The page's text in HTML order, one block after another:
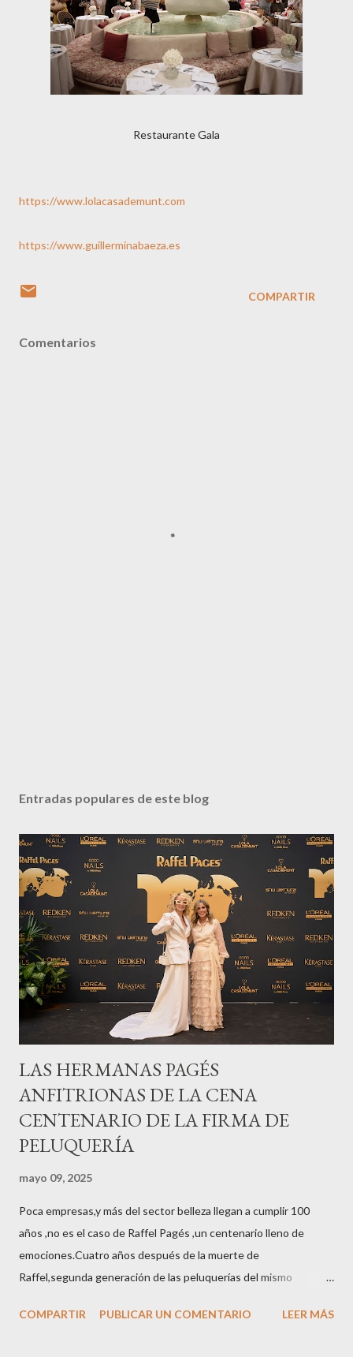
Restaurante Gala
https://www.lolacasademunt.com
https://www.guillerminabaeza.es
COMPARTIR
Comentarios
Entradas populares de este blog
LAS HERMANAS PAGÉS
ANFITRIONAS DE LA CENA
CENTENARIO DE LA FIRMA DE
PELUQUERÍA
mayo 09, 2025
Poca empresas,y más del sector belleza llegan a cumplir 100
años ,no es el caso de Raffel Pagés ,un centenario lleno de
emociones.Cuatro años después de la muerte de
Raffel,segunda generación de las peluquerías del mismo
sector en una cena de reconocimiento.Sus hijas Carolina (CEO
COMPARTIR PUBLICAR UN COMENTARIO LEER MÁS